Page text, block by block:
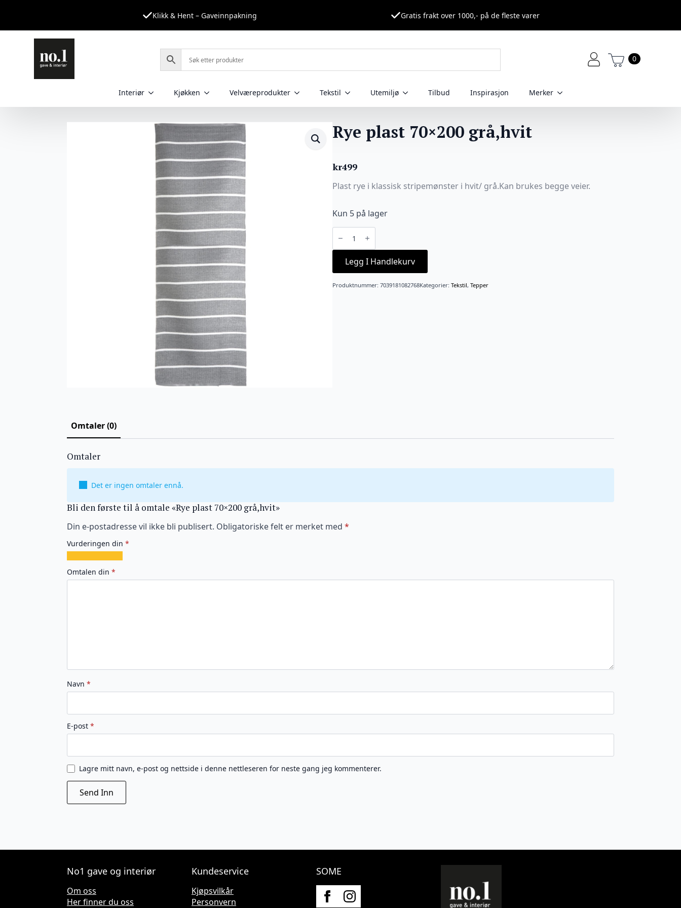
Klikk & Hent – Gaveinnpakning Gratis frakt over 1000,- på de fleste varer
0
Interiør Kjøkken Velværeprodukter Tekstil Utemiljø Tilbud Inspirasjon Merker
Rye plast 70×200 grå,hvit
kr499
Plast rye i klassisk stripemønster i hvit/ grå.Kan brukes begge veier.
Kun 5 på lager
Rye
plast
70x200
grå,hvit
antallLegg I Handlekurv
Produktnummer: 7039181082768Kategorier: Tekstil, Tepper
Omtaler (0)
Omtaler
Det er ingen omtaler ennå.
Bli den første til å omtale «Rye plast 70×200 grå,hvit»
Din e-postadresse vil ikke bli publisert. Obligatoriske felt er merket med *
Vurderingen din *
av
5
av
5
av
5
av
5
av
5
Omtalen din *
Navn *
E-post *
Lagre mitt navn, e-post og nettside i denne nettleseren for neste gang jeg kommenterer.
No1 gave og interiør
Om oss
Her finner du oss
Kundeservice
Kjøpsvilkår
Personvern
SOME